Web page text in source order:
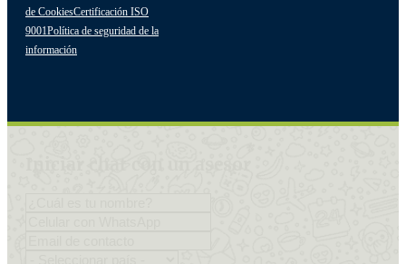
de CookiesCertificación ISO
9001Política de seguridad de la
información